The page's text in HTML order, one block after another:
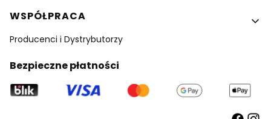
WSPÓŁPRACA
Producenci i Dystrybutorzy
Bezpieczne płatności